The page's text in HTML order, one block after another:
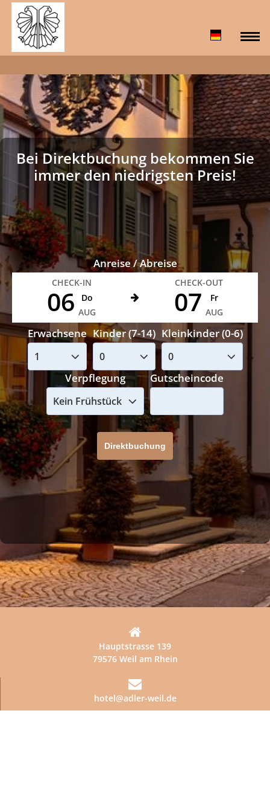
Bei Direktbuchung bekommen Sie
immer den niedrigsten Preis!
Anreise / Abreise
CHECK-IN
06
Do
AUG
CHECK-OUT
07
Fr
AUG
Erwachsene Kinder (7-14) Kleinkinder (0-6)
Verpflegung Gutscheincode
Hauptstrasse 139
79576 Weil am Rhein
hotel@adler-weil.de